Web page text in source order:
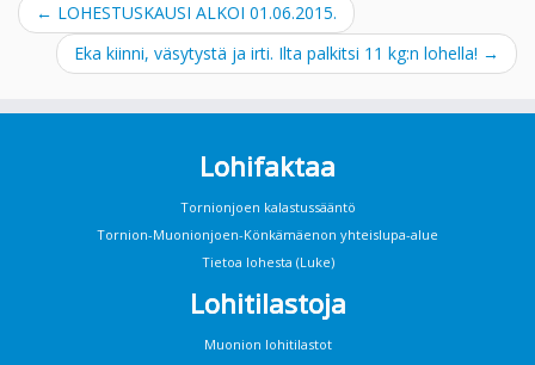
← LOHESTUSKAUSI ALKOI 01.06.2015.
Eka kiinni, väsytystä ja irti. Ilta palkitsi 11 kg:n lohella! →
Lohifaktaa
Tornionjoen kalastussääntö
Tornion-Muonionjoen-Könkämäenon yhteislupa-alue
Tietoa lohesta (Luke)
Lohitilastoja
Muonion lohitilastot